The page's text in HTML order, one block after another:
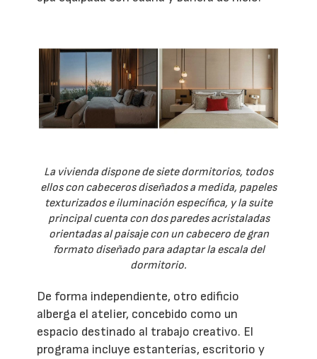
La vivienda dispone de siete dormitorios, todos
ellos con cabeceros diseñados a medida, papeles
texturizados e iluminación específica, y la suite
principal cuenta con dos paredes acristaladas
orientadas al paisaje con un cabecero de gran
formato diseñado para adaptar la escala del
dormitorio.
De forma independiente, otro edificio
alberga el atelier, concebido como un
espacio destinado al trabajo creativo. El
programa incluye estanterías, escritorio y